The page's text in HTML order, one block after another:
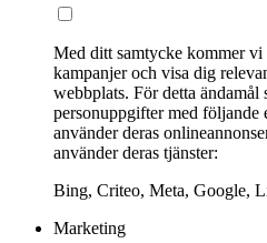
Med ditt samtycke kommer
kampanjer och visa dig
webbplats. För detta
personuppgifter med följande
använder deras
använder deras tjänster:
Bing, Criteo, Meta, Google,
Marketing